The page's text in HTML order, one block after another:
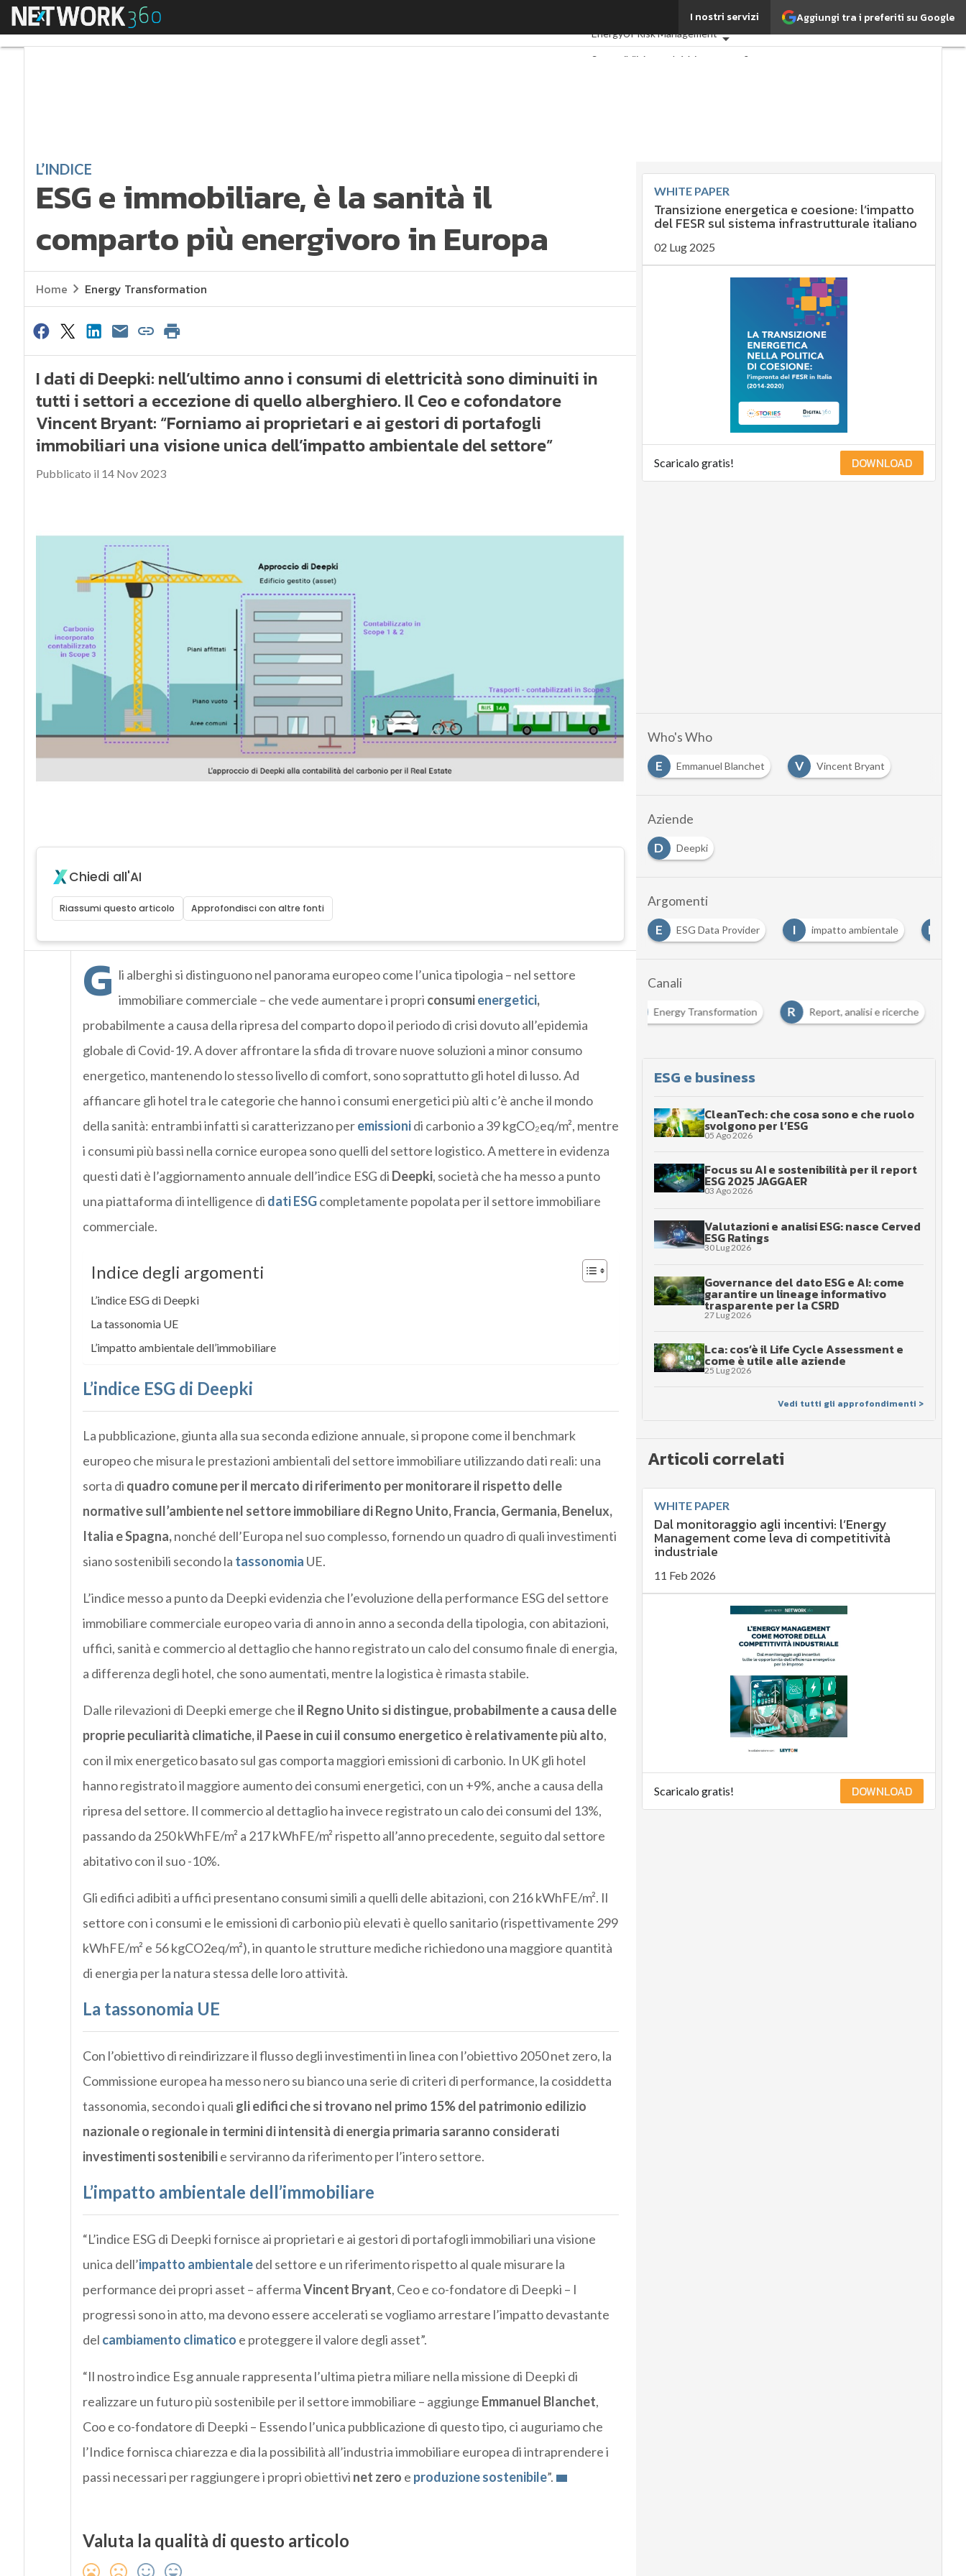
Aggiungi tra i preferiti su Google
I nostri servizi
Menu ESG: che cos'è?Agrifood
EnergyUPRisk Management
Sostenibilità: perché è importante?
Digital for ESGESG Smart Data
L’INDICE
ESG e immobiliare, è la sanità il
comparto più energivoro in Europa
Home Energy Transformation
I dati di Deepki: nell’ultimo anno i consumi di elettricità sono diminuiti in
tutti i settori a eccezione di quello alberghiero. Il Ceo e cofondatore
Vincent Bryant: “Forniamo ai proprietari e ai gestori di portafogli
immobiliari una visione unica dell’impatto ambientale del settore”
Pubblicato il 14 Nov 2023
Chiedi all'AI
Riassumi questo articolo Approfondisci con altre fonti
G li alberghi si distinguono nel panorama europeo come l’unica tipologia – nel settore
immobiliare commerciale – che vede aumentare i propri consumienergetici,
probabilmente a causa della ripresa del comparto dopo il periodo di crisi dovuto all’epidemia
globale di Covid-19. A dover affrontare la sfida di trovare nuove soluzioni a minor consumo
energetico, mantenendo lo stesso livello di comfort, sono soprattutto gli hotel di lusso. Ad
affiancare gli hotel tra le categorie che hanno i consumi energetici più alti c’è anche il mondo
della sanità: entrambi infatti si caratterizzano peremissionidi carbonio a 39 kgCO₂eq/m², mentre
i consumi più bassi nella cornice europea sono quelli del settore logistico. A mettere in evidenza
questi dati è l’aggiornamento annuale dell’indice ESG di Deepki, società che ha messo a punto
una piattaforma di intelligence di dati ESGcompletamente popolata per il settore immobiliare
commerciale.
Indice degli argomenti
L’indice ESG di Deepki
La tassonomia UE
L’impatto ambientale dell’immobiliare
L’indice ESG di Deepki
La pubblicazione, giunta alla sua seconda edizione annuale, si propone come il benchmark
europeo che misura le prestazioni ambientali del settore immobiliare utilizzando dati reali: una
sorta di quadro comune per il mercato di riferimento per monitorare il rispetto delle
normative sull’ambiente nel settore immobiliare di Regno Unito, Francia, Germania, Benelux,
Italia e Spagna,nonché dell’Europa nel suo complesso, fornendo un quadro di quali investimenti
siano sostenibili secondo la tassonomia UE.
L’indice messo a punto da Deepki evidenzia che l’evoluzione della performance ESG del settore
immobiliare commerciale europeo varia di anno in anno a seconda della tipologia, con abitazioni,
uffici, sanità e commercio al dettaglio che hanno registrato un calo del consumo finale di energia,
a differenza degli hotel, che sono aumentati, mentre la logistica è rimasta stabile.
Dalle rilevazioni di Deepki emerge che il Regno Unito si distingue, probabilmente a causa delle
proprie peculiarità climatiche, il Paese in cui il consumo energetico è relativamente più alto,
con il mix energetico basato sul gas comporta maggiori emissioni di carbonio. In UK gli hotel
hanno registrato il maggiore aumento dei consumi energetici, con un +9%, anche a causa della
ripresa del settore. Il commercio al dettaglio ha invece registrato un calo dei consumi del 13%,
passando da 250 kWhFE/m² a 217 kWhFE/m² rispetto all’anno precedente, seguito dal settore
abitativo con il suo -10%.
Gli edifici adibiti a uffici presentano consumi simili a quelli delle abitazioni, con 216 kWhFE/m². Il
settore con i consumi e le emissioni di carbonio più elevati è quello sanitario (rispettivamente 299
kWhFE/m² e 56 kgCO2eq/m²), in quanto le strutture mediche richiedono una maggiore quantità
di energia per la natura stessa delle loro attività.
La tassonomia UE
Con l’obiettivo di reindirizzare il flusso degli investimenti in linea con l’obiettivo 2050 net zero, la
Commissione europea ha messo nero su bianco una serie di criteri di performance, la cosiddetta
tassonomia, secondo i quali gli edifici che si trovano nel primo 15% del patrimonio edilizio
nazionale o regionale in termini di intensità di energia primaria saranno considerati
investimenti sostenibilie serviranno da riferimento per l’intero settore.
L’impatto ambientale dell’immobiliare
“L’indice ESG di Deepki fornisce ai proprietari e ai gestori di portafogli immobiliari una visione
unica dell’impatto ambientaledel settore e un riferimento rispetto al quale misurare la
performance dei propri asset – affermaVincent Bryant, Ceo e co-fondatore di Deepki – I
progressi sono in atto, ma devono essere accelerati se vogliamo arrestare l’impatto devastante
del cambiamento climatico e proteggere il valore degli asset”.
“Il nostro indice Esg annuale rappresenta l’ultima pietra miliare nella missione di Deepki di
realizzare un futuro più sostenibile per il settore immobiliare – aggiunge Emmanuel Blanchet,
Coo e co-fondatore di Deepki – Essendo l’unica pubblicazione di questo tipo, ci auguriamo che
l’Indice fornisca chiarezza e dia la possibilità all’industria immobiliare europea di intraprendere i
passi necessari per raggiungere i propri obiettivi net zero e produzione sostenibile”.
Valuta la qualità di questo articolo
WHITE PAPER
Transizione energetica e coesione: l’impatto
del FESR sul sistema infrastrutturale italiano
02 Lug 2025
Scaricalo gratis! DOWNLOAD
Who's Who
E
Emmanuel Blanchet V Vincent Bryant
Aziende
D
Deepki
Argomenti
E ESG Data Provider I impatto ambientale N
Canali
Energy Transformation R Report, analisi e ricerche
ESG e business
CleanTech: che cosa sono e che ruolo
svolgono per l’ESG
05 Ago 2026
Focus su AI e sostenibilità per il report
ESG 2025 JAGGAER
03 Ago 2026
Valutazioni e analisi ESG: nasce Cerved
ESG Ratings
30 Lug 2026
Governance del dato ESG e AI: come
garantire un lineage informativo
trasparente per la CSRD
27 Lug 2026
Lca: cos’è il Life Cycle Assessment e
come è utile alle aziende
25 Lug 2026
Vedi tutti gli approfondimenti >
Articoli correlati
WHITE PAPER
Dal monitoraggio agli incentivi: l’Energy
Management come leva di competitività
industriale
11 Feb 2026
Scaricalo gratis! DOWNLOAD